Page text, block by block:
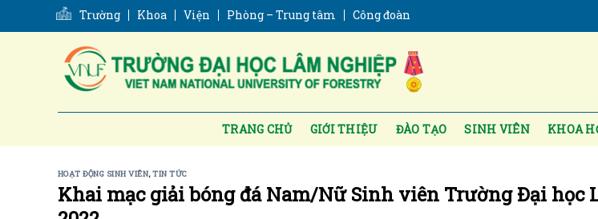
Trường Khoa Viện Phòng – Trung tâm Công đoàn
TRANG CHỦ GIỚI THIỆU ĐÀO TẠO SINH VIÊN KHOA
HOẠT ĐỘNG SINH VIÊN,TIN TỨC
Khai mạc giải bóng đá Nam/Nữ Sinh viên Trường Đại học